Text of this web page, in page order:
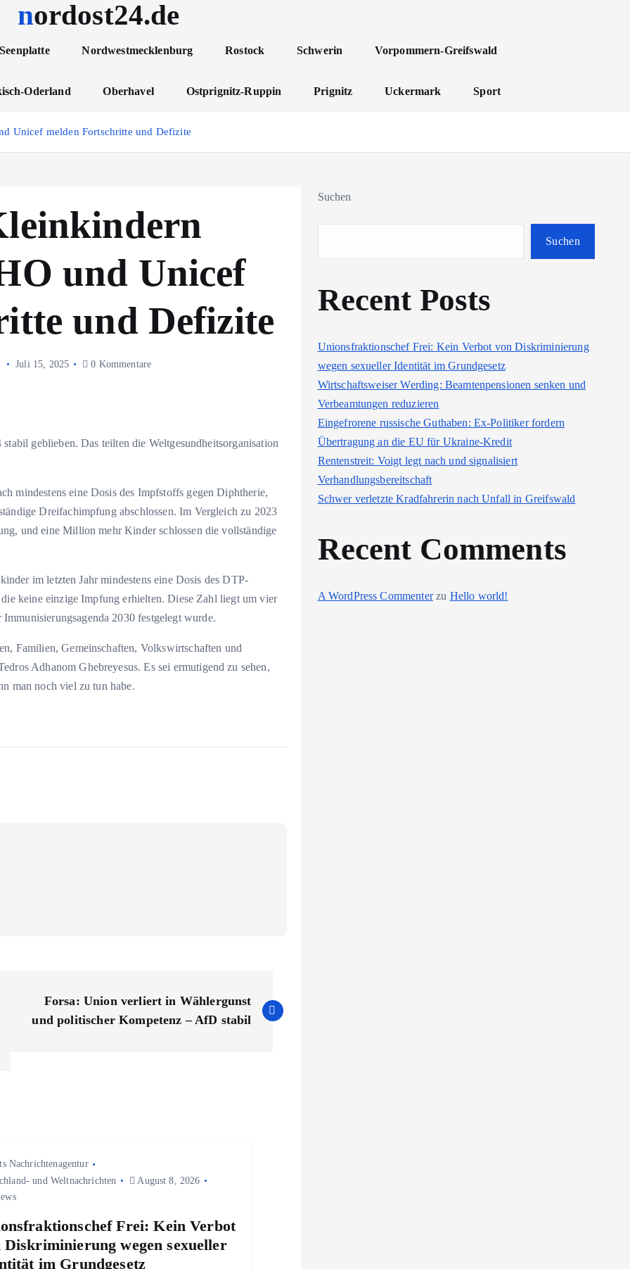
nordost24.de
Nordwestmecklenburg Rostock Schwerin Vorpommern-Greifswald
Oderland Oberhavel Ostprignitz-Ruppin Prignitz Uckermark Sport
Unicef melden Fortschritte und Defizite
und Unicef
und Defizite
Juli 15, 2025 0 Kommentare
geblieben. Das teilten die Weltgesundheitsorganisation
mindestens eine Dosis des Impfstoffs gegen Diphtherie,
Dreifachimpfung abschlossen. Im Vergleich zu 2023
und eine Million mehr Kinder schlossen die vollständige
im letzten Jahr mindestens eine Dosis des DTP-
keine einzige Impfung erhielten. Diese Zahl liegt um vier
2030 festgelegt wurde.
Familien, Gemeinschaften, Volkswirtschaften und
Adhanom Ghebreyesus. Es sei ermutigend zu sehen,
man noch viel zu tun habe.
Forsa: Union verliert in Wählergunst
und politischer Kompetenz – AfD stabil
Nachrichtenagentur
und Weltnachrichten
August 8, 2026
Frei: Kein Verbot
Diskriminierung wegen sexueller
im Grundgesetz
Suchen
Suchen
Recent Posts
Unionsfraktionschef Frei: Kein Verbot von Diskriminierung
wegen sexueller Identität im Grundgesetz
Wirtschaftsweiser Werding: Beamtenpensionen senken und
Verbeamtungen reduzieren
Eingefrorene russische Guthaben: Ex-Politiker fordern
Übertragung an die EU für Ukraine-Kredit
Rentenstreit: Voigt legt nach und signalisiert
Verhandlungsbereitschaft
Schwer verletzte Kradfahrerin nach Unfall in Greifswald
Recent Comments
A WordPress Commenterzu Hello world!